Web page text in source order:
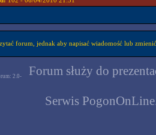
forum, jednak aby napisać wiadomość lub
2.0-
Forum służy do
Serwis